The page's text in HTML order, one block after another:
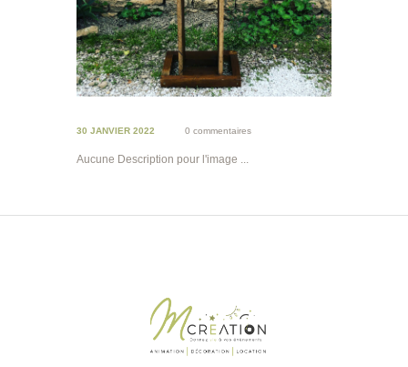
30 JANVIER 2022 0 commentaires
Aucune Description pour l'image ...